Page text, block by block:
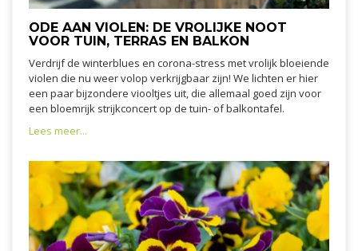
ODE AAN VIOLEN: DE VROLIJKE NOOT
VOOR TUIN, TERRAS EN BALKON
Verdrijf de winterblues en corona-stress met vrolijk bloeiende
violen die nu weer volop verkrijgbaar zijn! We lichten er hier
een paar bijzondere viooltjes uit, die allemaal goed zijn voor
een bloemrijk strijkconcert op de tuin- of balkontafel.
Lees meer...